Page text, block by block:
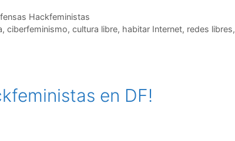
Hackfeministas
, ciberfeminismo, cultura libre, habitar Internet, redes libres,
en DF!